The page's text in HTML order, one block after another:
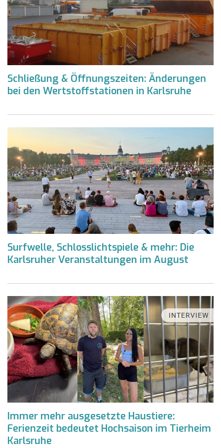
Schließung & Öffnungszeiten: Änderungen
bei den Wertstoffstationen in Karlsruhe
Surfwelle, Schlosslichtspiele & mehr: Die
Karlsruher Veranstaltungen im August
INTERVIEW
Immer mehr ausgesetzte Haustiere:
Ferienzeit bedeutet Hochsaison im Tierheim
Karlsruhe